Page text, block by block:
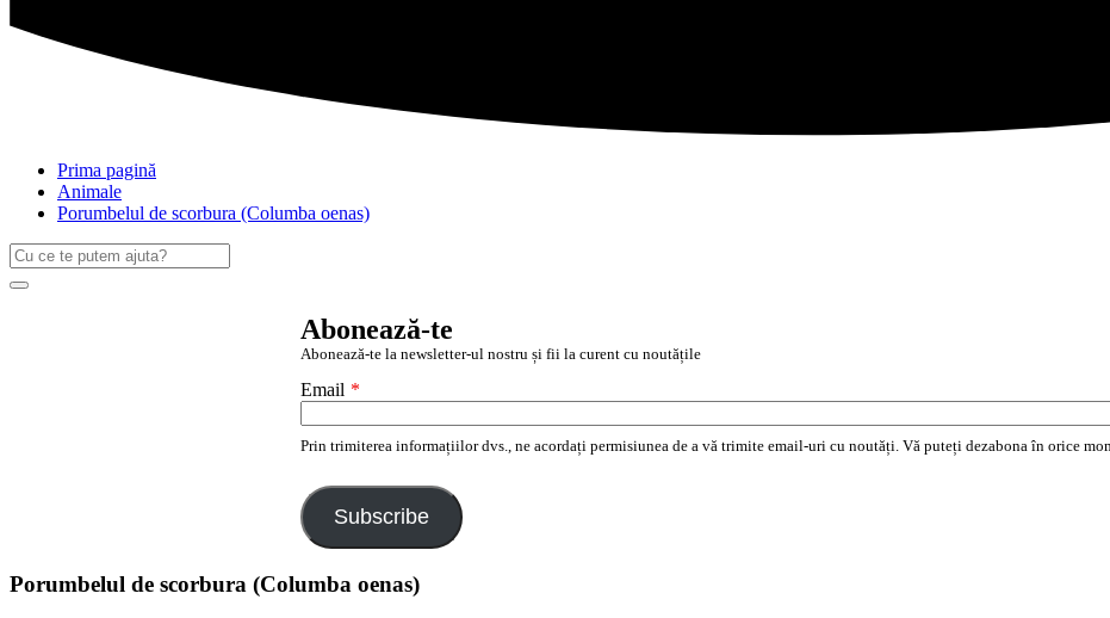
Prima pagină
Animale
Porumbelul de scorbura (Columba oenas)
Caută
după:
Search
Abonează-te
Abonează-te la newsletter-ul nostru și fii la curent cu noutățile
Email *
Prin trimiterea informațiilor dvs., ne acordați permisiunea de a vă trimite email-uri cu noutăți. Vă puteți dezabona în orice
Subscribe
Porumbelul de scorbura (Columba oenas)